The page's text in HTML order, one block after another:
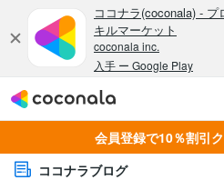
会員登録で10％割引
ココナラブログ